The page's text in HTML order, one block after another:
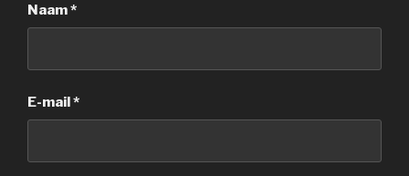
Naam*
E-mail*